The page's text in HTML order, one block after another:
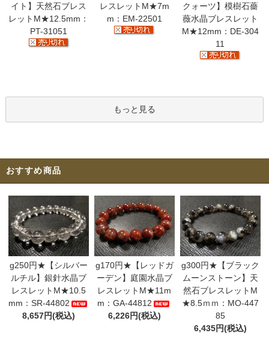
イト】天然石ブレス
レットM★12.5mm：
PT-31051
レスレットM★7m
m：EM-22501
クォーツ】模樹石薔
薇水晶ブレスレット
M★12mm：DE-304
11
もっと見る
おすすめ商品
g250円★【シルバー
ルチル】銀針水晶ブ
レスレットM★10.5
mm：SR-44802
8,657円(税込)
g170円★【レッドガ
ーデン】庭園水晶ブ
レスレットM★11m
m：GA-44812
6,226円(税込)
g300円★【ブラック
ムーンストーン】天
然石ブレスレットM
★8.5ｍｍ：MO-447
85
6,435円(税込)